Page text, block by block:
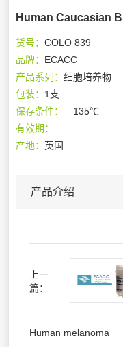
Human Caucasian
货号：COLO 839
品牌： ECACC
产品系列：细胞培养物
包装： 1支
保存条件：—135℃
有效期：
产地：英国
产品介绍
上一
篇：
Human melanoma